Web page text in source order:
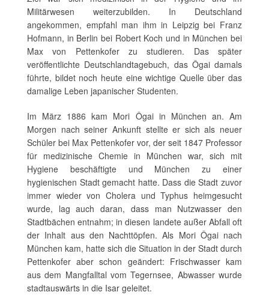
Militärwesen weiterzubilden. In Deutschland
angekommen, empfahl man ihm in Leipzig bei Franz
Hofmann, in Berlin bei Robert Koch und in München bei
Max von Pettenkofer zu studieren. Das später
veröffentlichte Deutschlandtagebuch, das Ôgai damals
führte, bildet noch heute eine wichtige Quelle über das
damalige Leben japanischer Studenten.
Im März 1886 kam Mori Ôgai in München an. Am
Morgen nach seiner Ankunft stellte er sich als neuer
Schüler bei Max Pettenkofer vor, der seit 1847 Professor
für medizinische Chemie in München war, sich mit
Hygiene beschäftigte und München zu einer
hygienischen Stadt gemacht hatte. Dass die Stadt zuvor
immer wieder von Cholera und Typhus heimgesucht
wurde, lag auch daran, dass man Nutzwasser den
Stadtbächen entnahm; in diesen landete außer Abfall oft
der Inhalt aus den Nachttöpfen. Als Mori Ôgai nach
München kam, hatte sich die Situation in der Stadt durch
Pettenkofer aber schon geändert: Frischwasser kam
aus dem Mangfalltal vom Tegernsee, Abwasser wurde
stadtauswärts in die Isar geleitet.